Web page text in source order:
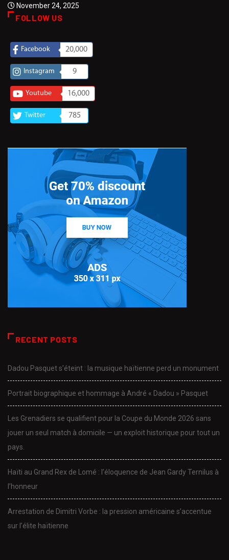
November 24, 2025
FOLLOW US
Facebook 20,000
Instagram 9
Youtube 16,000
Twitter 785
RECENT POSTS
Dadou Pasquet s’éteint : la musique haïtienne perd un monument
Portrait biographique et hommage à André « Dadou » Pasquet
Les Grenadiers se qualifient pour la Coupe du Monde 2026 sans
jouer un seul match à domicile — un exploit historique pour tout un
pays.
Haïti au Grand Rex de Lomé : l’éloquence de Jean Gardy Ternilus à
l’honneur
Arrestation de Dimitri Vorbe : la pression américaine s’accentue
sur l’élite haïtienne